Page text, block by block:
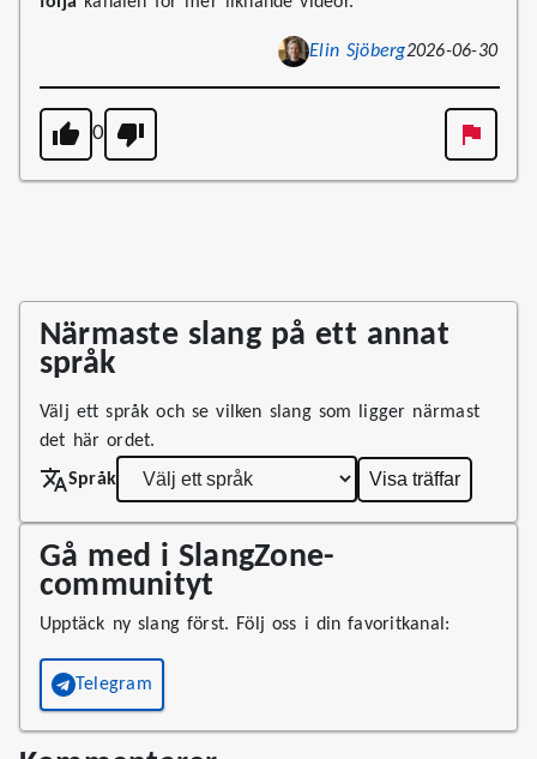
Elin Sjöberg2026-06-30
0
Närmaste slang på ett annat
språk
Välj ett språk och se vilken slang som ligger närmast
det här ordet.
Språk
Visa träffar
Gå med i SlangZone-
communityt
Upptäck ny slang först. Följ oss i din favoritkanal:
Telegram